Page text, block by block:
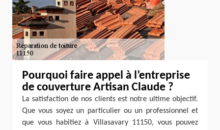
Pourquoi faire appel à l’entreprise
de couverture Artisan Claude ?
La satisfaction de nos clients est notre ultime objectif.
Que vous soyez un particulier ou un professionnel et
que vous habitiez à Villasavary 11150, vous pouvez